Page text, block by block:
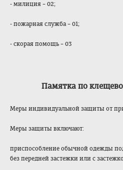
- милиция – 02;
- пожарная служба – 01;
- скорая помощь – 03
Памятка по
Меры индивидуальной защиты от
Меры защиты включают:
приспособление обычной одежды
без передней застежки или с